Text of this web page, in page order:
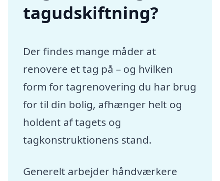
tagudskiftning?
Der findes mange måder at
renovere et tag på – og hvilken
form for tagrenovering du har brug
for til din bolig, afhænger helt og
holdent af tagets og
tagkonstruktionens stand.
Generelt arbejder håndværkere